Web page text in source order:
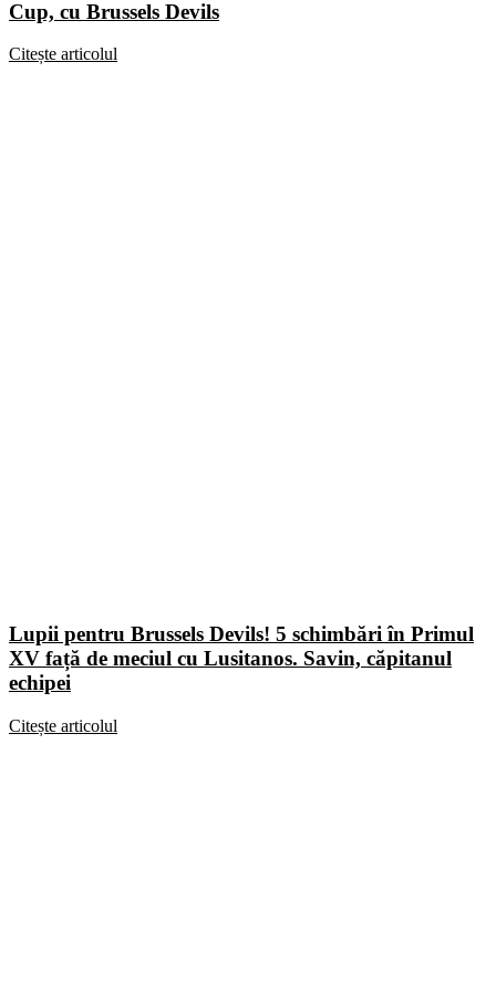
Cup, cu Brussels Devils
Citește articolul
Lupii pentru Brussels Devils! 5 schimbări în Primul
XV față de meciul cu Lusitanos. Savin, căpitanul
echipei
Citește articolul